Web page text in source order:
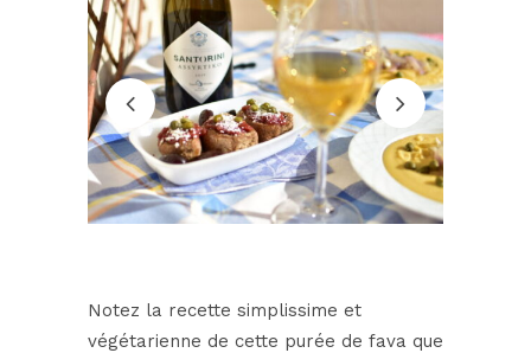
Notez la recette simplissime et
végétarienne de cette purée de fava que